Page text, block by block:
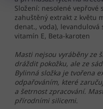
Složení: nesolené vepřové
zahuštěný extrakt z květu
denat., voda), levandulová
vitamín E, Beta-karoten
Masti nejsou vyráběny ze
dráždit pokožku, ale ze
Bylinná složka je tvořena
odpařováním, které
a šetrnost zpracování.
přírodními silicemi.